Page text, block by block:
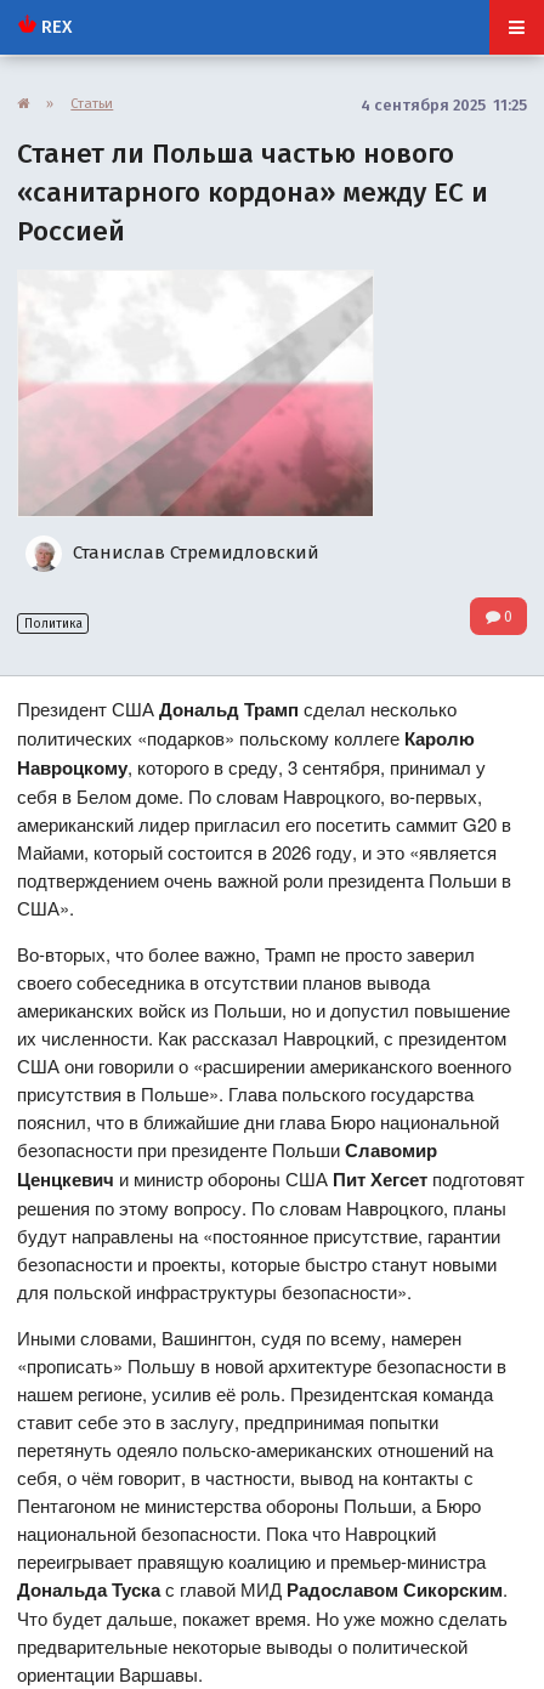
REX
» Статьи 4 сентября 2025 11:25
Станет ли Польша частью нового
«санитарного кордона» между ЕС и
Россией
Станислав Стремидловский
Политика 0
Президент СШАДональд Трамп сделал несколько
политических «подарков» польскому коллеге Каролю
Навроцкому, которого в среду, 3 сентября, принимал у
себя в Белом доме. По словам Навроцкого, во-первых,
американский лидер пригласил его посетить саммит G20 в
Майами, который состоится в 2026 году, и это «является
подтверждением очень важной роли президента Польши в
США».
Во-вторых, что более важно, Трамп не просто заверил
своего собеседника в отсутствии планов вывода
американских войск из Польши, но и допустил повышение
их численности. Как рассказал Навроцкий, с президентом
США они говорили о «расширении американского военного
присутствия в Польше». Глава польского государства
пояснил, что в ближайшие дни глава Бюро национальной
безопасности при президенте ПольшиСлавомир
Ценцкевич и министр обороны США Пит Хегсет подготовят
решения по этому вопросу. По словам Навроцкого, планы
будут направлены на «постоянное присутствие, гарантии
безопасности и проекты, которые быстро станут новыми
для польской инфраструктуры безопасности».
Иными словами, Вашингтон, судя по всему, намерен
«прописать» Польшу в новой архитектуре безопасности в
нашем регионе, усилив её роль. Президентская команда
ставит себе это в заслугу, предпринимая попытки
перетянуть одеяло польско-американских отношений на
себя, о чём говорит, в частности, вывод на контакты с
Пентагоном не министерства обороны Польши, а Бюро
национальной безопасности. Пока что Навроцкий
переигрывает правящую коалицию и премьер-министра
Дональда Тускас главой МИД Радославом Сикорским.
Что будет дальше, покажет время. Но уже можно сделать
предварительные некоторые выводы о политической
ориентации Варшавы.